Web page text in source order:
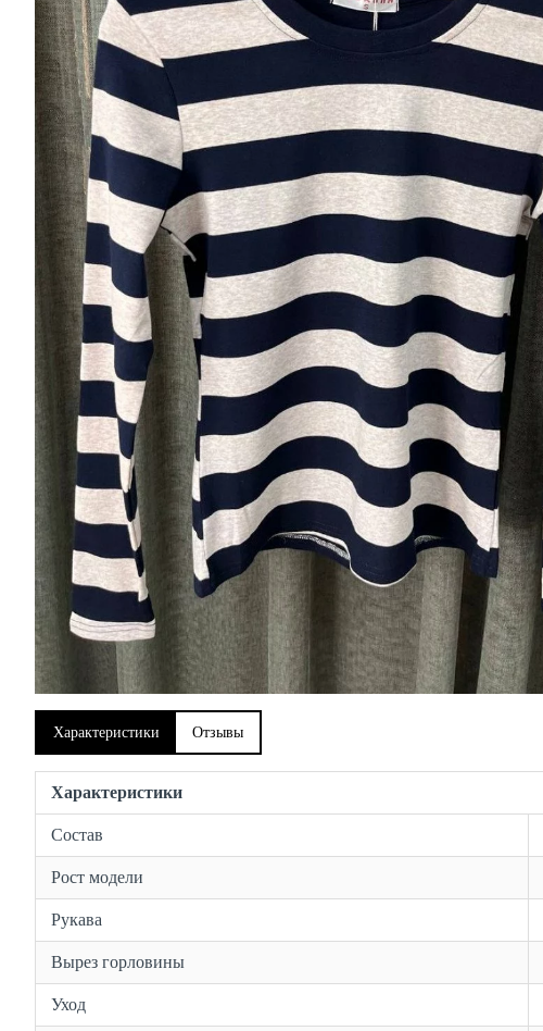
Характеристики Отзывы
Характеристики
Состав
Рост модели
Рукава
Вырез горловины
Уход